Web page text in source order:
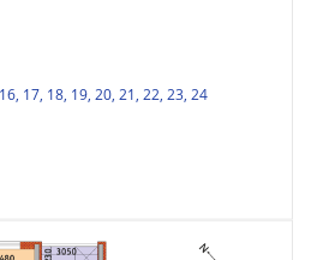
16, 17, 18, 19, 20, 21, 22, 23, 24